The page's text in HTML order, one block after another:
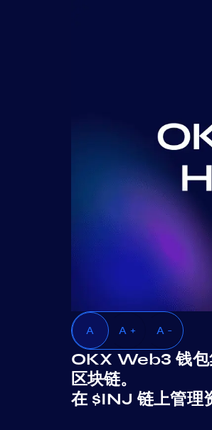
A A + A -
OKX Web3 钱包
区块链。
在 $INJ 链上管理